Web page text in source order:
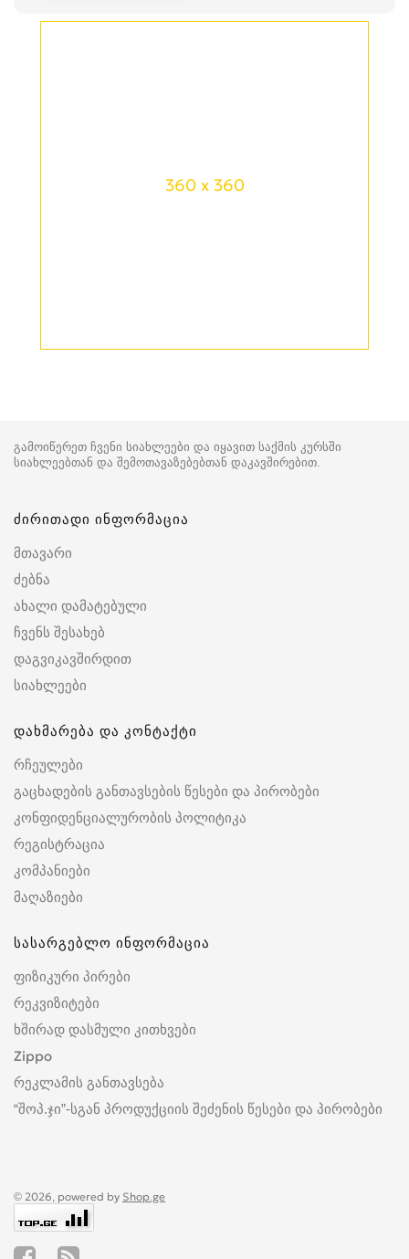
360 x 360
გამოიწერეთ ჩვენი სიახლეები და იყავით საქმის კურსში
სიახლეებთან და შემოთავაზებებთან დაკავშირებით.
ძირითადი ინფორმაცია
მთავარი
ძებნა
ახალი დამატებული
ჩვენს შესახებ
დაგვიკავშირდით
სიახლეები
დახმარება და კონტაქტი
რჩეულები
გაცხადების განთავსების წესები და პირობები
კონფიდენციალურობის პოლიტიკა
რეგისტრაცია
კომპანიები
მაღაზიები
სასარგებლო ინფორმაცია
ფიზიკური პირები
რეკვიზიტები
ხშირად დასმული კითხვები
Zippo
რეკლამის განთავსება
“შოპ.ჯი”-სგან პროდუქციის შეძენის წესები და პირობები
© 2026, powered by Shop.ge